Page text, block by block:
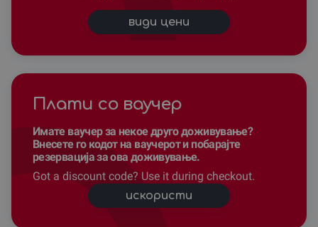
види цени
Плати со ваучер
Имате ваучер за некое друго доживување?
Внесете го кодот на ваучерот и побарајте
резервација за ова доживување.
Got a discount code? Use it during checkout.
искористи